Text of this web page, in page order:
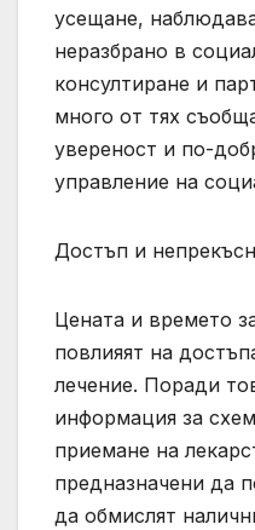
усещане,
неразбрано в
консултиране и
много от тях
увереност и по-
управление на
Достъп и
Цената и времето
повлияят на
лечение. Поради
информация за
приемане на
предназначени да
да обмислят